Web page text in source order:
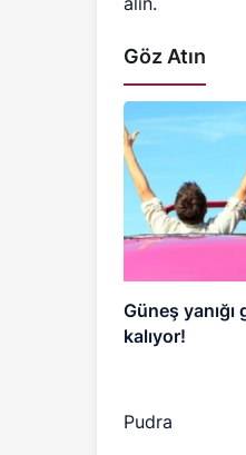
Göz Atın
Güneş yanığı
kalıyor!
Pudra